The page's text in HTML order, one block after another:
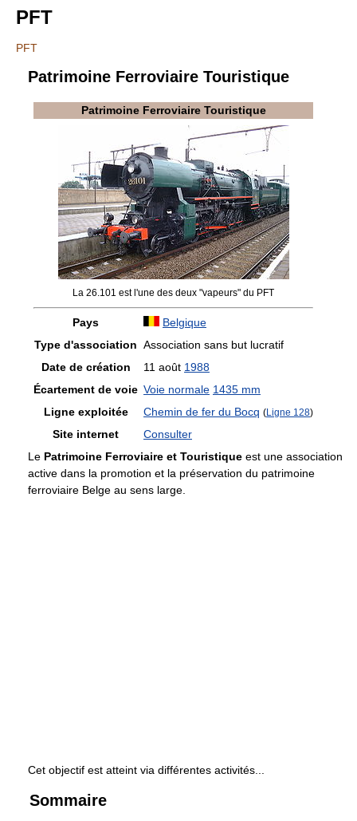
PFT
PFT
Patrimoine Ferroviaire Touristique
Patrimoine Ferroviaire Touristique
La 26.101 est l'une des deux "vapeurs" du PFT
Pays
Belgique
Type d'association Association sans but lucratif
Date de création
11 août 1988
Écartement de voie Voie normale 1435 mm
Ligne exploitée
Chemin de fer du Bocq (Ligne 128)
Site internet
Consulter
Le Patrimoine Ferroviaire et Touristique est une association
active dans la promotion et la préservation du patrimoine
ferroviaire Belge au sens large.
Cet objectif est atteint via différentes activités...
Sommaire